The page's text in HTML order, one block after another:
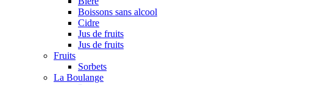
Boissons sans alcool
Cidre
Jus de fruits
Jus de fruits
Fruits
Sorbets
La Boulange